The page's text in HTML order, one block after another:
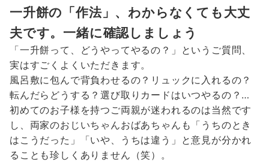
一升餅の「作法」、わからなくても大丈
夫です。一緒に確認しましょう
「一升餅って、どうやってやるの？」というご質問、
実はすごくよくいただきます。
風呂敷に包んで背負わせるの？リュックに入れるの？
転んだらどうする？選び取りカードはいつやるの？…
初めてのお子様を持つご両親が迷われるのは当然です
し、両家のおじいちゃんおばあちゃんも「うちのとき
はこうだった」「いや、うちは違う」と意見が分かれ
ることも珍しくありません（笑）。